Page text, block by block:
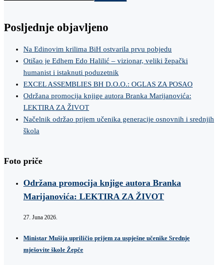
Posljednje objavljeno
Na Edinovim krilima BiH ostvarila prvu pobjedu
Otišao je Edhem Edo Halilić – vizionar, veliki žepački
humanist i istaknuti poduzetnik
EXCEL ASSEMBLIES BH D.O.O.: OGLAS ZA POSAO
Održana promocija knjige autora Branka Marijanovića:
LEKTIRA ZA ŽIVOT
Načelnik održao prijem učenika generacije osnovnih i srednjih
škola
Foto priče
Održana promocija knjige autora Branka
Marijanovića: LEKTIRA ZA ŽIVOT
27. Juna 2026.
Ministar Mušija upriličio prijem za uspješne učenike Srednje
mješovite škole Žepče